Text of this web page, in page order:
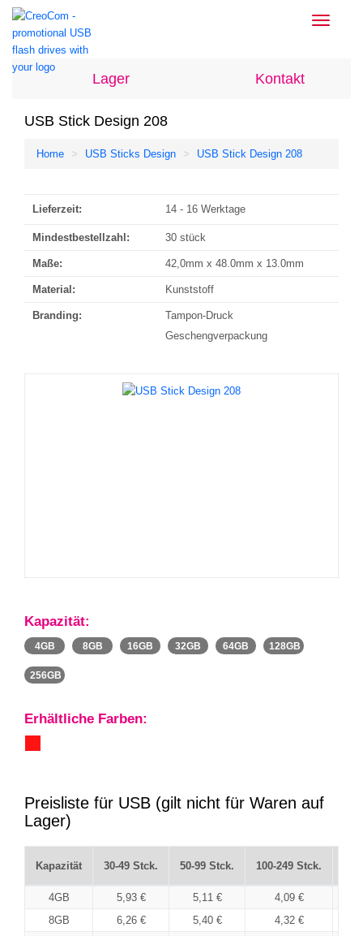
Toggle
Lager Kontakt
USB Stick Design 208
Home USB Sticks Design USB Stick Design 208
Lieferzeit: 14 - 16 Werktage
Mindestbestellzahl: 30 stück
Maße: 42,0mm x 48.0mm x 13.0mm
Material: Kunststoff
Branding:
Tampon-Druck
Geschengverpackung
Kapazität:
4GB 8GB 16GB 32GB 64GB 128GB
256GB
Erhältliche Farben:
Preisliste für USB (gilt nicht für Waren auf
Lager)
Kapazität 30-49 Stck. 50-99 Stck. 100-249 Stck.
4GB 5,93 € 5,11 € 4,09 €
8GB
6,26 € 5,40 € 4,32 €